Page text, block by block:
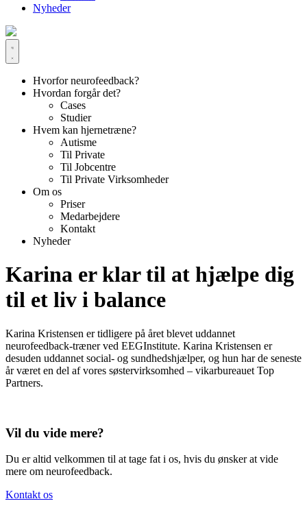
Nyheder
Hvorfor neurofeedback?
Hvordan forgår det?
Cases
Studier
Hvem kan hjernetræne?
Autisme
Til Private
Til Jobcentre
Til Private Virksomheder
Om os
Priser
Medarbejdere
Kontakt
Nyheder
Karina er klar til at hjælpe dig
til et liv i balance
Karina Kristensen er tidligere på året blevet uddannet
neurofeedback-træner ved EEGInstitute. Karina Kristensen er
desuden uddannet social- og sundhedshjælper, og hun har de seneste
år været en del af vores søstervirksomhed – vikarbureauet Top
Partners.
Vil du vide mere?
Du er altid velkommen til at tage fat i os, hvis du ønsker at vide
mere om neurofeedback.
Kontakt os